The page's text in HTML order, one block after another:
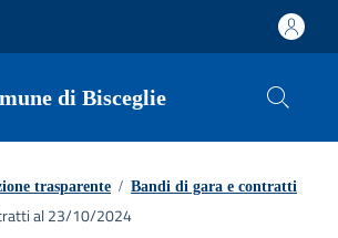
di Bisceglie
trasparente / Bandi di gara e contratti
al 23/10/2024